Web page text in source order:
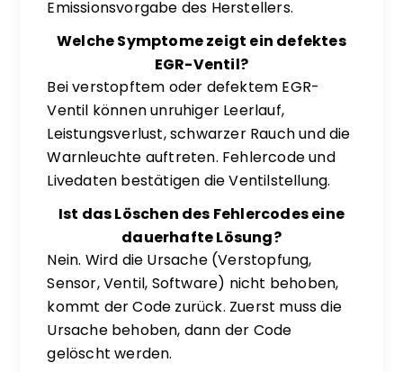
Emissionsvorgabe des Herstellers.
Welche Symptome zeigt ein defektes
EGR-Ventil?
Bei verstopftem oder defektem EGR-
Ventil können unruhiger Leerlauf,
Leistungsverlust, schwarzer Rauch und die
Warnleuchte auftreten. Fehlercode und
Livedaten bestätigen die Ventilstellung.
Ist das Löschen des Fehlercodes eine
dauerhafte Lösung?
Nein. Wird die Ursache (Verstopfung,
Sensor, Ventil, Software) nicht behoben,
kommt der Code zurück. Zuerst muss die
Ursache behoben, dann der Code
gelöscht werden.